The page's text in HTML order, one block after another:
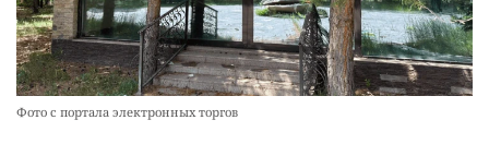
Фото с портала электронных торгов